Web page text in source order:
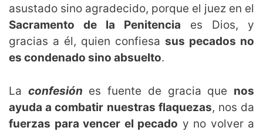
asustado sino agradecido, porque el juez en el
Sacramento de la Penitencia es Dios, y
gracias a él, quien confiesa sus pecados no
es condenado sino absuelto.
La confesión es fuente de gracia que nos
ayuda a combatir nuestras flaquezas, nos da
fuerzas para vencer el pecado y no volver a